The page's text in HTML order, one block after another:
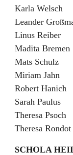
Karla Welsch
Leander
Linus Reiber
Madita Bremen
Mats Schulz
Miriam Jahn
Robert Hanich
Sarah Paulus
Theresa Psoch
Theresa Rondot
SCHOLA